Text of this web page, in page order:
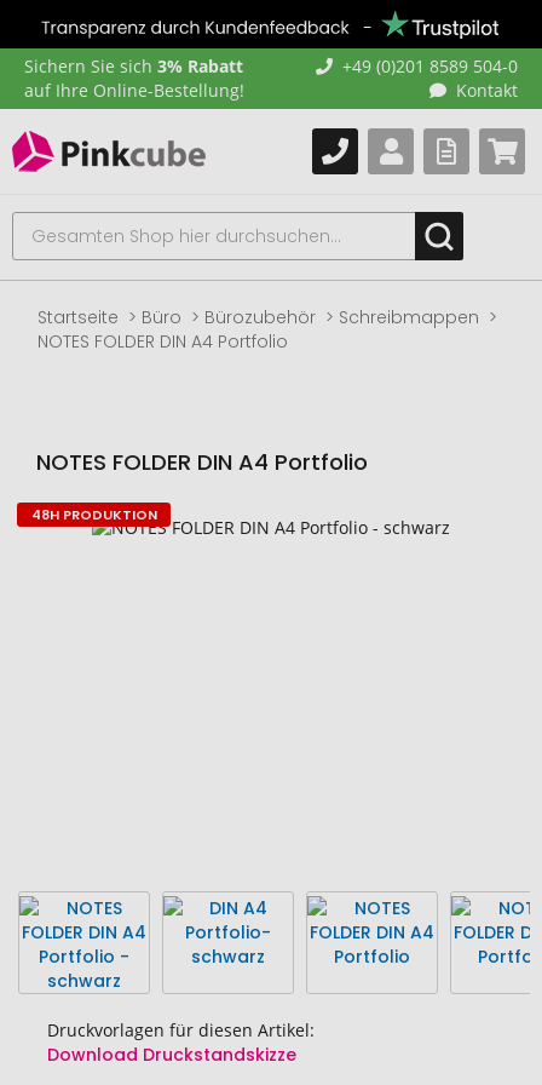
Sichern Sie sich 3% Rabatt
auf Ihre Online-Bestellung!
+49 (0)201 8589 504-0
Kontakt
Startseite Büro Bürozubehör
Schreibmappen
NOTES FOLDER DIN A4 Portfolio
NOTES FOLDER DIN A4 Portfolio
Zum
Druckvorlagen für diesen Artikel:
Download Druckstandskizze
48H PRODUKTION